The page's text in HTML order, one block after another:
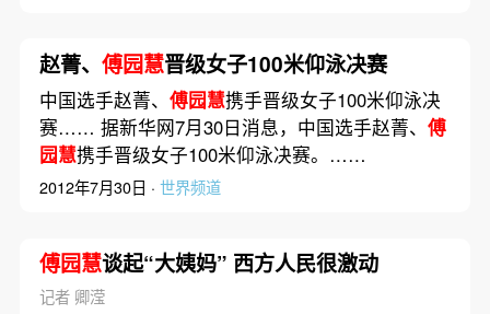
赵菁、 傅园慧晋级女子100米仰泳决赛
中国选手赵菁、 傅园慧携手晋级女子100米仰泳决
赛…… 据新华网7月30日消息，中国选手赵菁、 傅
园慧携手晋级女子100米仰泳决赛。……
2012年7月30日 · 世界频道
傅园慧谈起“大姨妈” 西方人民很激动
记者 卿滢